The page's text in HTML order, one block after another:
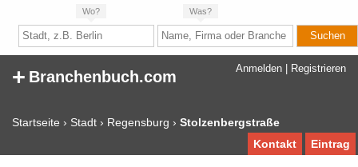
Wo? Was?
Anmelden Registrieren
+ Branchenbuch.com
Startseite › Stadt › Regensburg › Stolzenbergstraße
Eintrag
Kontakt